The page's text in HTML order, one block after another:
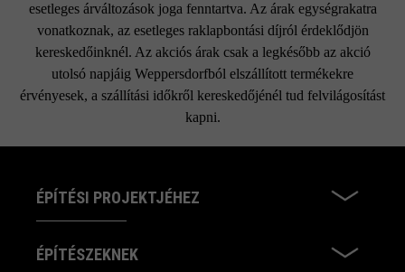
esetleges árváltozások joga fenntartva. Az árak egységrakatra
vonatkoznak, az esetleges raklapbontási díjról érdeklődjön
kereskedőinknél. Az akciós árak csak a legkésőbb az akció
utolsó napjáig Weppersdorfból elszállított termékekre
érvényesek, a szállítási időkről kereskedőjénél tud felvilágosítást
kapni.
ÉPÍTÉSI PROJEKTJÉHEZ
ÉPÍTÉSZEKNEK